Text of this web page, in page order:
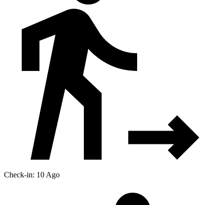
Check-in: 10 Ago